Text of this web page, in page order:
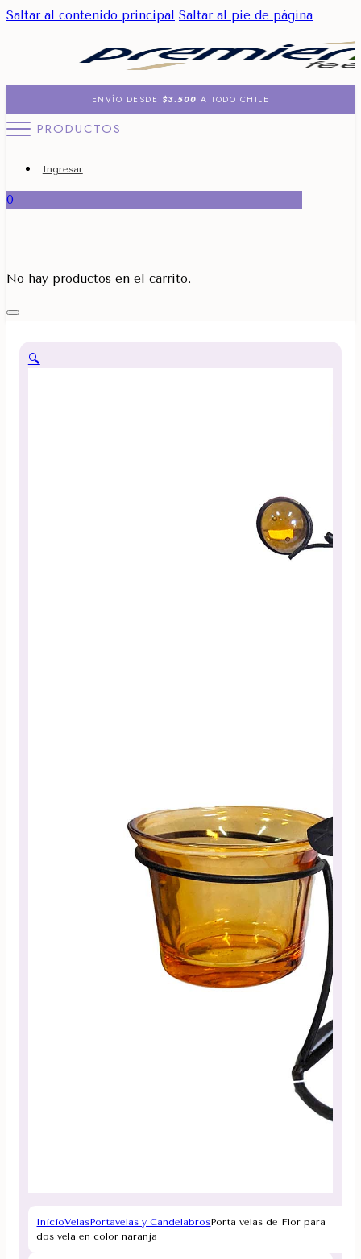
Saltar al contenido principal Saltar al pie de página
ENVÍO DESDE $3.500 A TODO CHILE
PRODUCTOS
Ingresar
0
No hay productos en el carrito.
🔍
InicioVelasPortavelas y CandelabrosPorta velas de Flor para
dos vela en color naranja